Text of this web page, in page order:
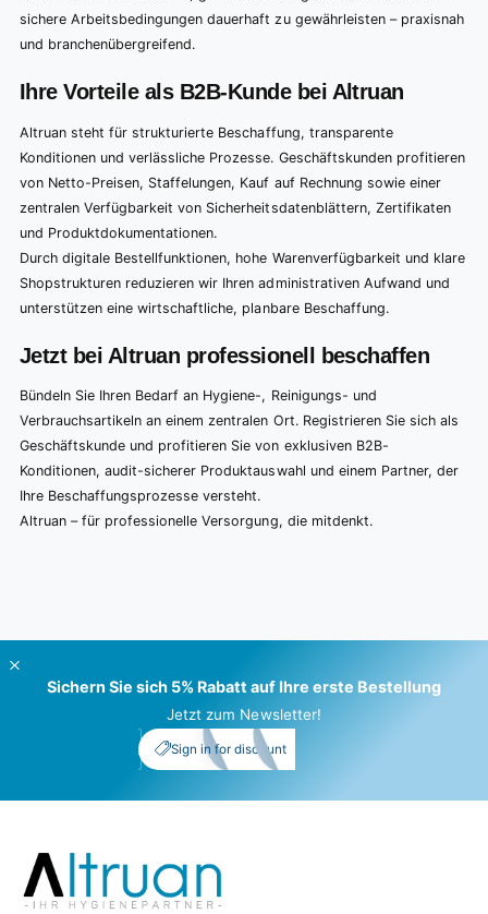
sichere Arbeitsbedingungen dauerhaft zu gewährleisten – praxisnah
und branchenübergreifend.
Ihre Vorteile als B2B-Kunde bei Altruan
Altruan steht für strukturierte Beschaffung, transparente
Konditionen und verlässliche Prozesse. Geschäftskunden profitieren
von Netto-Preisen, Staffelungen, Kauf auf Rechnung sowie einer
zentralen Verfügbarkeit von Sicherheitsdatenblättern, Zertifikaten
und Produktdokumentationen.
Durch digitale Bestellfunktionen, hohe Warenverfügbarkeit und klare
Shopstrukturen reduzieren wir Ihren administrativen Aufwand und
unterstützen eine wirtschaftliche, planbare Beschaffung.
Jetzt bei Altruan professionell beschaffen
Bündeln Sie Ihren Bedarf an Hygiene-, Reinigungs- und
Verbrauchsartikeln an einem zentralen Ort. Registrieren Sie sich als
Geschäftskunde und profitieren Sie von exklusiven B2B-
Konditionen, audit-sicherer Produktauswahl und einem Partner, der
Ihre Beschaffungsprozesse versteht.
Altruan – für professionelle Versorgung, die mitdenkt.
Sichern Sie sich 5% Rabatt auf Ihre erste Bestellung
Jetzt zum Newsletter!
Sign in for discountMy Account
_5%